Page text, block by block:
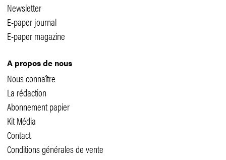
Newsletter
E-paper journal
E-paper magazine
A propos de nous
Nous connaître
La rédaction
Abonnement papier
Kit Média
Contact
Conditions générales de vente